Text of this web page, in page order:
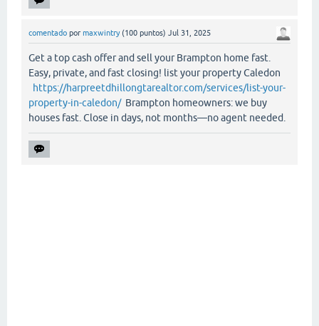
comentado por maxwintry (100 puntos) Jul 31, 2025
Get a top cash offer and sell your Brampton home fast.
Easy, private, and fast closing! list your property Caledon
https://harpreetdhillongtarealtor.com/services/list-your-
property-in-caledon/Brampton homeowners: we buy
houses fast. Close in days, not months—no agent needed.